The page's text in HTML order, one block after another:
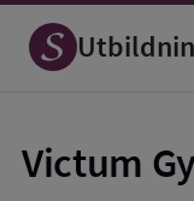
Victum